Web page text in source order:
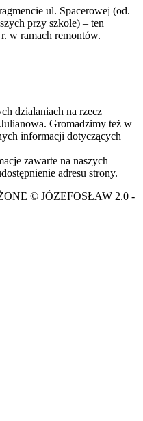
ul. Spacerowej (od.
przy szkole) – ten
w ramach remontów.
dzialaniach na rzecz
Gromadzimy też w
informacji dotyczących
zawarte na naszych
adresu strony.
© JÓZEFOSŁAW 2.0 -